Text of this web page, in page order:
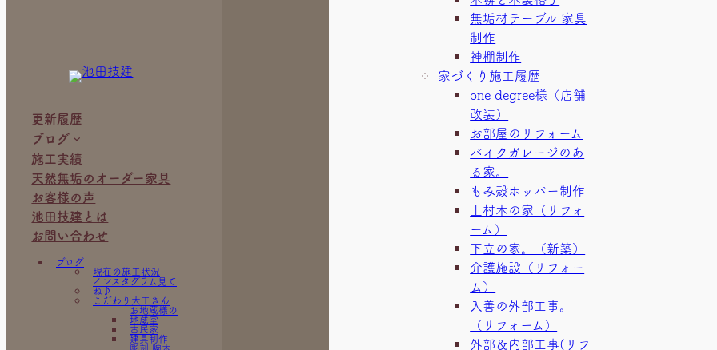
更新履歴
ブログ
施工実績
天然無垢のオーダー家具
お客様の声
池田技建とは
お問い合わせ
ブログ
現在の施工状況
インスタグラム見て
ね♪
こだわり大工さん
お地蔵様の
地蔵堂
古民家
建具制作
無垢材テーブル 家具
制作
神棚制作
家づくり施工履歴
one degree様（店舗
改装）
お部屋のリフォーム
バイクガレージのあ
る家。
もみ殻ホッパー制作
上村木の家（リフォ
ーム）
下立の家。（新築）
介護施設（リフォー
ム）
入善の外部工事。
（リフォーム）
外部＆内部工事(リフ